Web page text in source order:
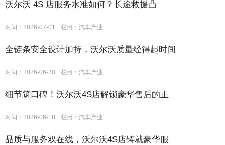
沃尔沃 4S 店服务水准如何？长途救援凸
时间：2026-07-01 栏目： 汽车产业
全链条安全设计加持，沃尔沃质量经得起时间
时间：2026-06-30 栏目： 汽车产业
细节筑口碑！沃尔沃4S店解锁豪华售后的正
时间：2026-06-18 栏目： 汽车产业
品质与服务双在线，沃尔沃4S店铸就豪华服